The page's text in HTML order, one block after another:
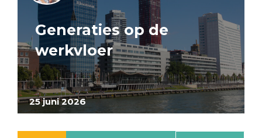
25 juni 2026
Generaties op de
werkvloer